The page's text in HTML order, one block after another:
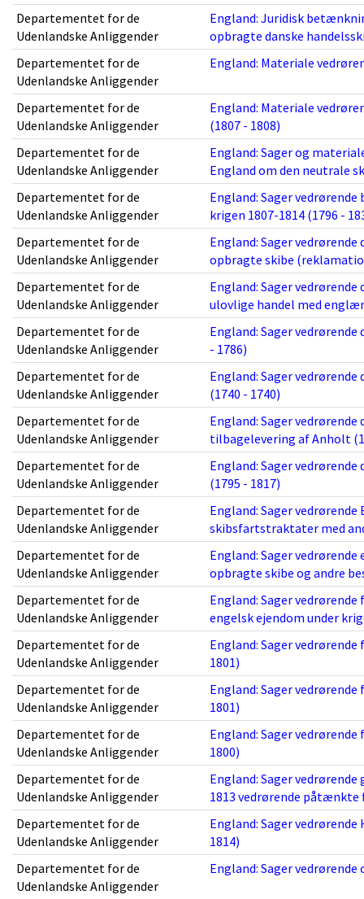
Departementet for de
Udenlandske Anliggender
England: Juridisk
opbragte danske
Departementet for de
Udenlandske Anliggender
England: Materiale
Departementet for de
Udenlandske Anliggender
England: Materiale
(1807 - 1808)
Departementet for de
Udenlandske Anliggender
England: Sager og
England om den neutrale
Departementet for de
Udenlandske Anliggender
England: Sager
krigen 1807-1814 (1796 -
Departementet for de
Udenlandske Anliggender
England: Sager
opbragte skibe
Departementet for de
Udenlandske Anliggender
England: Sager
ulovlige handel med
Departementet for de
Udenlandske Anliggender
England: Sager
- 1786)
Departementet for de
Udenlandske Anliggender
England: Sager
(1740 - 1740)
Departementet for de
Udenlandske Anliggender
England: Sager
tilbagelevering af Anholt
Departementet for de
Udenlandske Anliggender
England: Sager
(1795 - 1817)
Departementet for de
Udenlandske Anliggender
England: Sager
skibsfartstraktater med
Departementet for de
Udenlandske Anliggender
England: Sager
opbragte skibe og andre
Departementet for de
Udenlandske Anliggender
England: Sager
engelsk ejendom under
Departementet for de
Udenlandske Anliggender
England: Sager
1801)
Departementet for de
Udenlandske Anliggender
England: Sager
1801)
Departementet for de
Udenlandske Anliggender
England: Sager
1800)
Departementet for de
Udenlandske Anliggender
England: Sager
1813 vedrørende påtænkte
Departementet for de
Udenlandske Anliggender
England: Sager
1814)
Departementet for de
Udenlandske Anliggender
England: Sager